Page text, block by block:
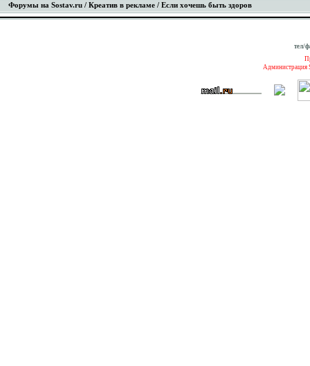
Форумы на Sostav.ru / Креатив в рекламе / Если хочешь быть здоров
тел/
Администрация